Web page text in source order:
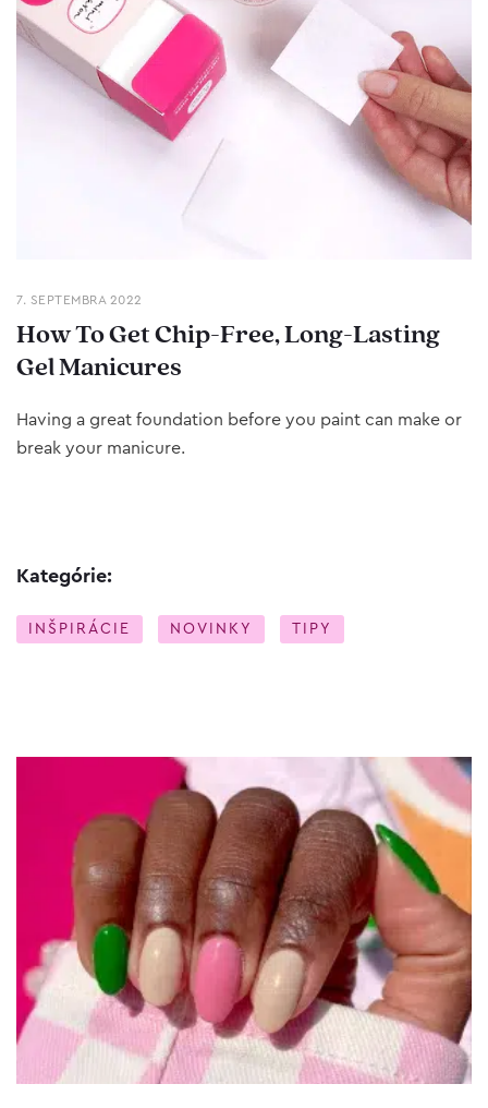
7. SEPTEMBRA 2022
How To Get Chip-Free, Long-Lasting
Gel Manicures
Having a great foundation before you paint can make or
break your manicure.
Kategórie:
INŠPIRÁCIE NOVINKY TIPY